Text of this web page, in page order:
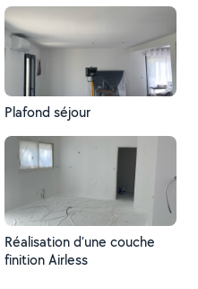
Plafond séjour
Réalisation d’une couche
finition Airless